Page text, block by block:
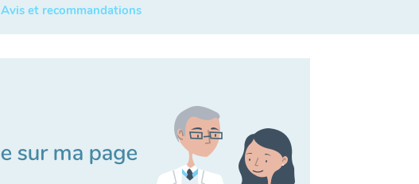
Avis et recommandations